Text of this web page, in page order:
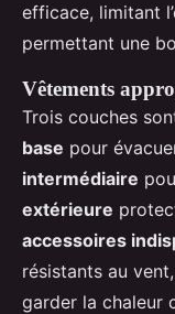
efficace, limitant
permettant une
Vêtements
Trois couches
base pour
intermédiaire
extérieure
accessoires
résistants au
garder la chaleur